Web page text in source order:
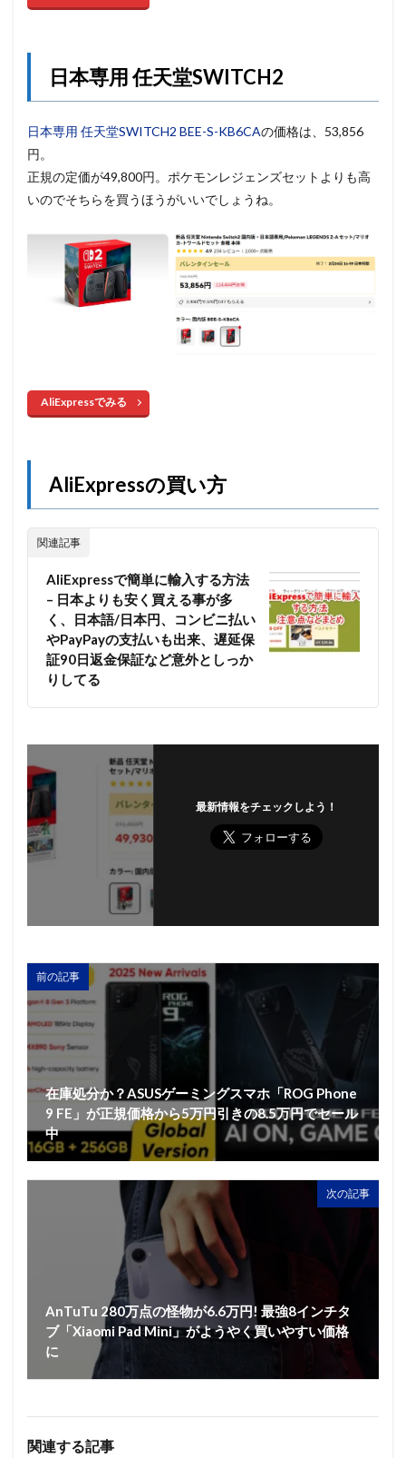
日本専用 任天堂SWITCH2
日本専用 任天堂SWITCH2 BEE-S-KB6CAの価格は、53,856
円。
正規の定価が49,800円。ポケモンレジェンズセットよりも高
いのでそちらを買うほうがいいでしょうね。
AliExpressでみる
AliExpressの買い方
関連記事
AliExpressで簡単に輸入する方法
– 日本よりも安く買える事が多
く、日本語/日本円、コンビニ払い
やPayPayの支払いも出来、遅延保
証90日返金保証など意外としっか
りしてる
最新情報をチェックしよう！
前の記事
在庫処分か？ASUSゲーミングスマホ「ROG Phone
9 FE」が正規価格から5万円引きの8.5万円でセール
中
次の記事
AnTuTu 280万点の怪物が6.6万円! 最強8インチタ
ブ「Xiaomi Pad Mini」がようやく買いやすい価格
に
関連する記事